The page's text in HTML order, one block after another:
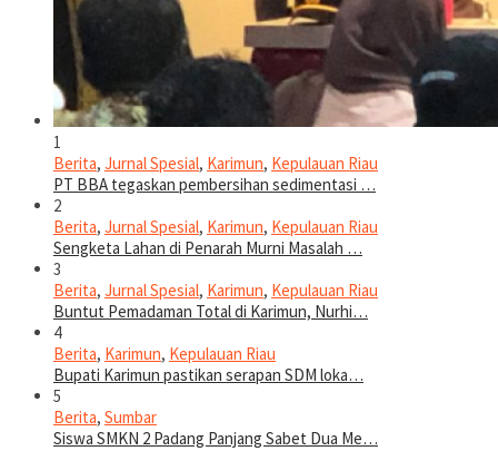
1
Berita, Jurnal Spesial, Karimun, Kepulauan Riau
PT BBA tegaskan pembersihan sedimentasi …
2
Berita, Jurnal Spesial, Karimun, Kepulauan Riau
Sengketa Lahan di Penarah Murni Masalah …
3
Berita, Jurnal Spesial, Karimun, Kepulauan Riau
Buntut Pemadaman Total di Karimun, Nurhi…
4
Berita, Karimun, Kepulauan Riau
Bupati Karimun pastikan serapan SDM loka…
5
Berita, Sumbar
Siswa SMKN 2 Padang Panjang Sabet Dua Me…